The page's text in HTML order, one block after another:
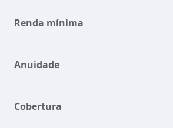
Renda mínima
Anuidade
Cobertura